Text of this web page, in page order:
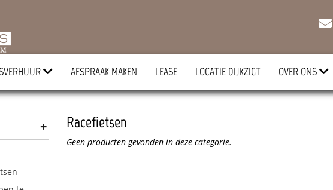
AFSPRAAK MAKEN LEASE LOCATIE DIJKZIGT OVER ONS
+ Racefietsen
Geen producten gevonden in deze categorie.